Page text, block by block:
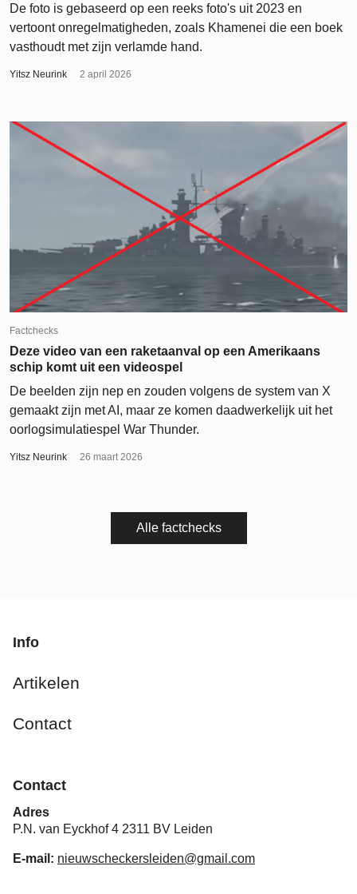
De foto is gebaseerd op een reeks foto's uit 2023 en
vertoont onregelmatigheden, zoals Khamenei die een boek
vasthoudt met zijn verlamde hand.
Yitsz Neurink 2 april 2026
Factchecks
Deze video van een raketaanval op een Amerikaans
schip komt uit een videospel
De beelden zijn nep en zouden volgens de system van X
gemaakt zijn met AI, maar ze komen daadwerkelijk uit het
oorlogsimulatiespel War Thunder.
Yitsz Neurink 26 maart 2026
Alle factchecks
Info
Artikelen
Contact
Contact
Adres
P.N. van Eyckhof 4 2311 BV Leiden
E-mail: nieuwscheckersleiden@gmail.com